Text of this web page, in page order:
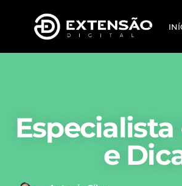
Especialista
e